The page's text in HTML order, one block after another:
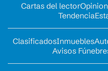
Cartas del lectorOpinion
Tendencia
ClasificadosInmuebles
Avisos